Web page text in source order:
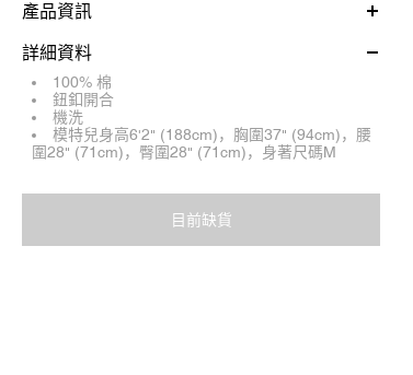
產品資訊
詳細資料
100% 棉
鈕釦開合
機洗
模特兒身高6'2" (188cm)，胸圍37" (94cm)，腰
圍28" (71cm)，臀圍28" (71cm)，身著尺碼M
目前缺貨